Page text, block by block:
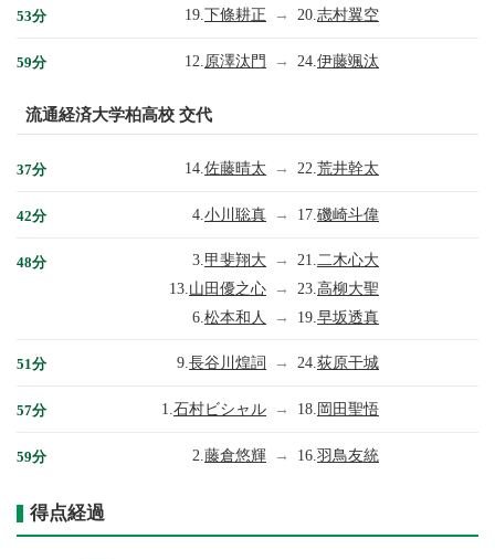
53分 19. 下條耕正 → 20. 志村翼空
59分 12. 原澤汰門 → 24. 伊藤颯汰
流通経済大学柏高校 交代
37分 14. 佐藤晴太 → 22. 荒井幹太
42分 4. 小川聡真 → 17. 磯崎斗偉
48分 3. 甲斐翔大 → 21. 二木心大
13. 山田優之心 → 23. 高柳大聖
6. 松本和人 → 19. 早坂透真
51分 9. 長谷川煌詞 → 24. 荻原干城
57分 1. 石村ビシャル → 18. 岡田聖悟
59分 2. 藤倉悠輝 → 16. 羽鳥友統
得点経過